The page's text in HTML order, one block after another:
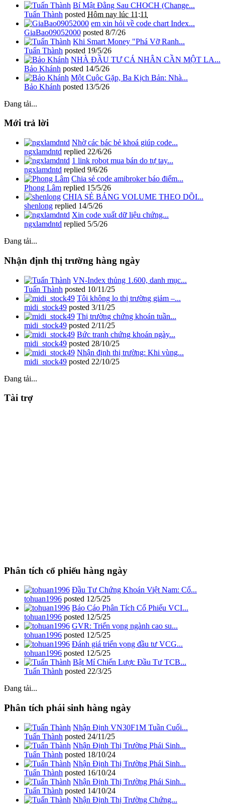
Bí Mật Đằng Sau CHOCH (Change...
Tuấn Thành posted Hôm nay lúc 11:11
em xin hỏi về code chart Index...
GiaBao09052000 posted 8/7/26
Khi Smart Money "Phá Vỡ Ranh...
Tuấn Thành posted 19/5/26
NHÀ ĐẦU TƯ CÁ NHÂN CẦN MỘT LA...
Bảo Khánh posted 14/5/26
Một Cuộc Gặp, Ba Kịch Bản: Nhà...
Bảo Khánh posted 13/5/26
Đang tải...
Mới trả lời
Nhờ các bác bẻ khoá giúp code...
ngxlamdntd replied 22/6/26
1 link robot mua bán do tự tay...
ngxlamdntd replied 9/6/26
Chia sẻ code amibroker báo điểm...
Phong Lâm replied 15/5/26
CHIA SẺ BẢNG VOLUME THEO DÕI...
shenlong replied 14/5/26
Xin code xuất dữ liệu chứng...
ngxlamdntd replied 5/5/26
Đang tải...
Nhận định thị trường hàng ngày
VN-Index thủng 1.600, danh mục...
Tuấn Thành posted 10/11/25
Tôi không lo thị trường giảm –...
midi_stock49 posted 3/11/25
Thị trường chứng khoán tuần...
midi_stock49 posted 2/11/25
Bức tranh chứng khoán ngày...
midi_stock49 posted 28/10/25
Nhận định thị trường: Khi vùng...
midi_stock49 posted 22/10/25
Đang tải...
Tài trợ
Phân tích cổ phiếu hàng ngày
Đầu Tư Chứng Khoán Việt Nam: Cổ...
tohuan1996 posted 12/5/25
Báo Cáo Phân Tích Cổ Phiếu VCI...
tohuan1996 posted 12/5/25
GVR: Triển vọng ngành cao su...
tohuan1996 posted 12/5/25
Đánh giá triển vọng đầu tư VCG...
tohuan1996 posted 12/5/25
Bật Mí Chiến Lược Đầu Tư TCB...
Tuấn Thành posted 22/3/25
Đang tải...
Phân tích phái sinh hàng ngày
Nhận Định VN30F1M Tuần Cuối...
Tuấn Thành posted 24/11/25
Nhận Định Thị Trường Phái Sinh...
Tuấn Thành posted 18/10/24
Nhận Định Thị Trường Phái Sinh...
Tuấn Thành posted 16/10/24
Nhận Định Thị Trường Phái Sinh...
Tuấn Thành posted 14/10/24
Nhận Định Thị Trường Chứng...